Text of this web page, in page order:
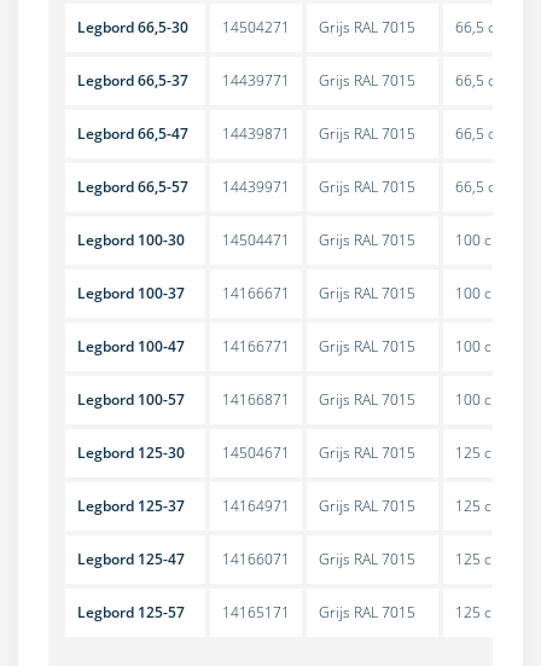
Legbord 66,5-30 14504271 Grijs RAL 7015 66,5 cm
Legbord 66,5-37 14439771 Grijs RAL 7015 66,5 cm
Legbord 66,5-47 14439871 Grijs RAL 7015 66,5 cm
Legbord 66,5-57 14439971 Grijs RAL 7015 66,5 cm
Legbord 100-30 14504471 Grijs RAL 7015 100 cm
Legbord 100-37 14166671 Grijs RAL 7015 100 cm
Legbord 100-47 14166771 Grijs RAL 7015 100 cm
Legbord 100-57 14166871 Grijs RAL 7015 100 cm
Legbord 125-30 14504671 Grijs RAL 7015 125 cm
Legbord 125-37 14164971 Grijs RAL 7015 125 cm
Legbord 125-47 14166071 Grijs RAL 7015 125 cm
Legbord 125-57 14165171 Grijs RAL 7015 125 cm